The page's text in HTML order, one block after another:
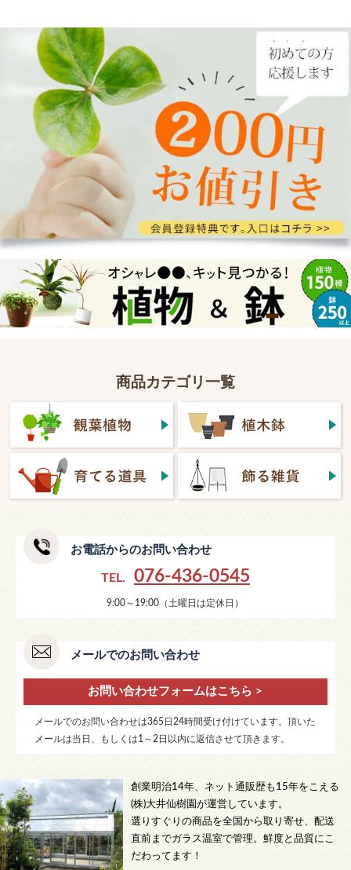
商品カテゴリ一覧
お電話からのお問い合わせ
TEL. 076-436-0545
9:00～19:00（土曜日は定休日）
メールでのお問い合わせ
お問い合わせフォームはこちら >
メールでのお問い合わせは365日24時間受け付けています。頂いた
メールは当日、もしくは1～2日以内に返信させて頂きます。
創業明治14年、ネット通販歴も15年をこえる
(株)大井仙樹園が運営しています。
選りすぐりの商品を全国から取り寄せ、配送
直前までガラス温室で管理。鮮度と品質にこ
だわってます！